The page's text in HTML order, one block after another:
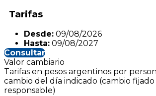
Tarifas
Desde: 09/08/2026
Hasta: 09/08/2027
Consultar
Valor cambiario
Tarifas en pesos argentinos por
cambio del día indicado (cambio
responsable)